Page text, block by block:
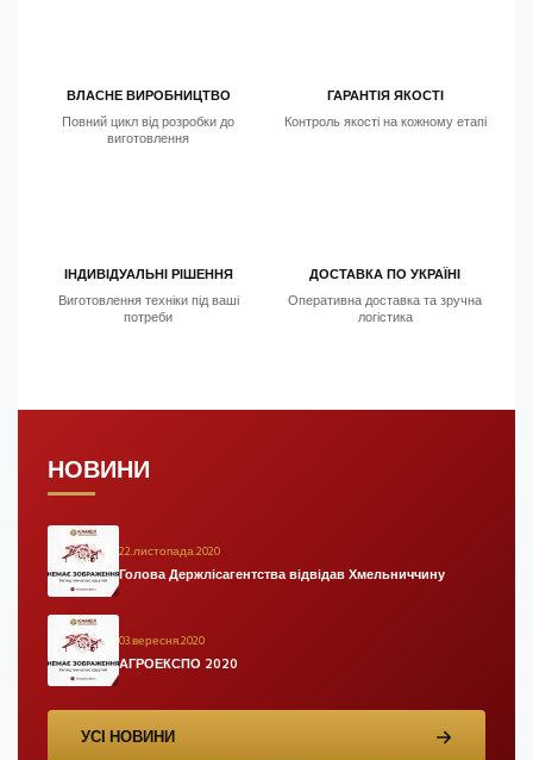
ВЛАСНЕ ВИРОБНИЦТВО
Повний цикл від розробки до
виготовлення
ГАРАНТІЯ ЯКОСТІ
Контроль якості на кожному етапі
ІНДИВІДУАЛЬНІ РІШЕННЯ
Виготовлення техніки під ваші
потреби
ДОСТАВКА ПО УКРАЇНІ
Оперативна доставка та зручна
логістика
НОВИНИ
22.листопада.2020
Голова Держлісагентства відвідав Хмельниччину
03.вересня.2020
АГРОЕКСПО 2020
УСІ НОВИНИ